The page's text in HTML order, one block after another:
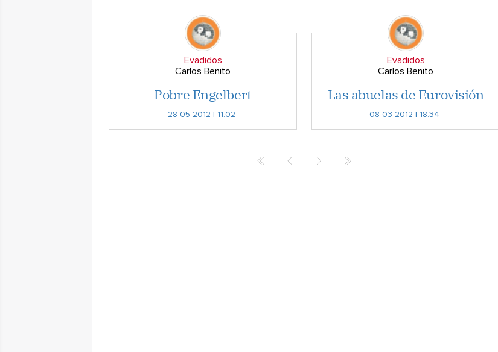
Evadidos
Carlos Benito
Pobre Engelbert
28-05-2012 | 11:02
Evadidos
Carlos Benito
Las abuelas de Eurovisión
08-03-2012 | 18:34